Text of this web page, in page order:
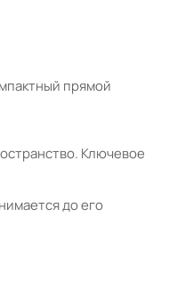
прямой
Ключевое
до его